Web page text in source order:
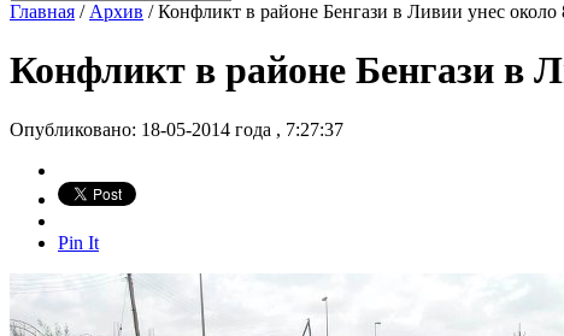
Главная / Архив /Конфликт в районе Бенгази в Ливии унес около
Конфликт в районе Бенгази в
Опубликовано: 18-05-2014 года , 7:27:37
Pin It